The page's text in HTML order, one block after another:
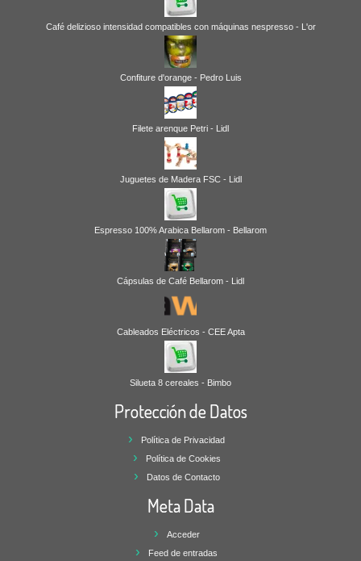
Café delizioso intensidad compatibles con máquinas nespresso - L'or
Confiture d'orange - Pedro Luis
Filete arenque Petri - Lidl
Juguetes de Madera FSC - Lidl
Espresso 100% Arabica Bellarom - Bellarom
Cápsulas de Café Bellarom - Lidl
Cableados Eléctricos - CEE Apta
Silueta 8 cereales - Bimbo
Protección de Datos
Política de Privacidad
Política de Cookies
Datos de Contacto
Meta Data
Acceder
Feed de entradas